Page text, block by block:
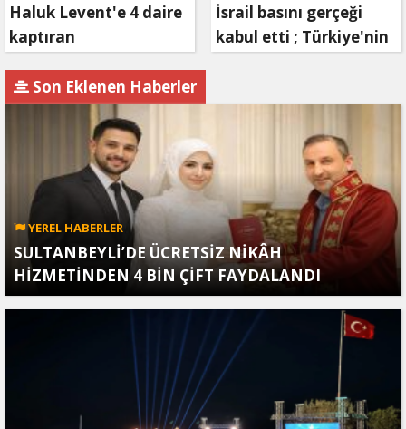
Haluk Levent'e 4 daire
kaptıran
savcılıkta aldı
İsrail basını gerçeği
kabul etti ; Türkiye'nin
Son Eklenen Haberler
YEREL HABERLER
SULTANBEYLİ’DE ÜCRETSİZ NİKÂH
HİZMETİNDEN 4 BİN ÇİFT FAYDALANDI